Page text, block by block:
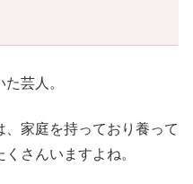
芸人。
家庭を持っており養って
さんいますよね。